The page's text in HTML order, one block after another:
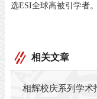
选ESI全球高被引学者。
相关文章